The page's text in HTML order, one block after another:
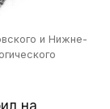
и Нижне-
на